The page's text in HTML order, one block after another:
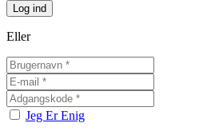
Eller
Jeg Er Enig